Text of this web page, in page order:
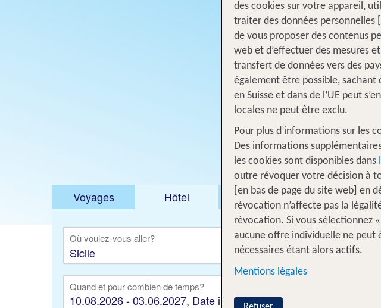
Voyages Hôtel Voyages intervilles %
Où voulez-vous aller?
Ajouter un vol
Quand et pour combien de temps?
10.08.2026 - 03.06.2027, Date indifférente
des cookies sur votre appareil,
traiter des données personnelles
de vous proposer des contenus
web et d’effectuer des mesures
transfert de données vers des
également être possible,
en Suisse et dans de l’UE peut
locales ne peut être exclu.
Pour plus d’informations sur les
Des informations
les cookies sont disponibles dans
outre révoquer votre décision à
[en bas de page du site web] en
révocation n’affecte pas la
révocation. Si vous sélectionnez
aucune offre individuelle ne peut
nécessaires étant alors actifs.
Mentions légales